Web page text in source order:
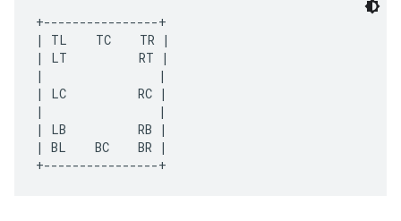
+----------------+
| TL    TC    TR |
| LT          RT |
|                |
| LC          RC |
|                |
| LB          RB |
| BL    BC    BR |
+----------------+